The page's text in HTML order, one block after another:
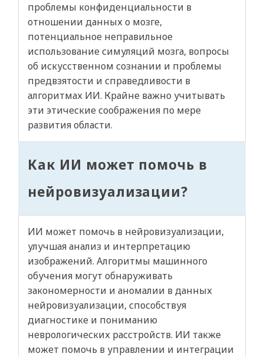
проблемы конфиденциальности в
отношении данных о мозге,
потенциальное неправильное
использование симуляций мозга, вопросы
об искусственном сознании и проблемы
предвзятости и справедливости в
алгоритмах ИИ. Крайне важно учитывать
эти этические соображения по мере
развития области.
Как ИИ может помочь в
нейровизуализации?
ИИ может помочь в нейровизуализации,
улучшая анализ и интерпретацию
изображений. Алгоритмы машинного
обучения могут обнаруживать
закономерности и аномалии в данных
нейровизуализации, способствуя
диагностике и пониманию
неврологических расстройств. ИИ также
может помочь в управлении и интеграции